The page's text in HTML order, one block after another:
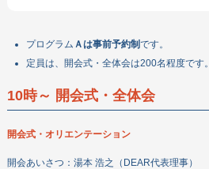
プログラム Ａは事前予約制です。
定員は、開会式・全体会は200名程度です。
10時～ 開会式・全体会
開会式・オリエンテーション
開会あいさつ：湯本 浩之（DEAR代表理事）